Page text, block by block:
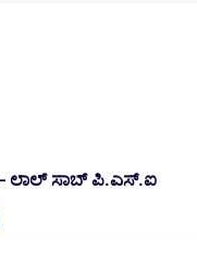
– ಲಾಲ್ ಸಾಬ್ ಪಿ.ಎಸ್‌.ಐ